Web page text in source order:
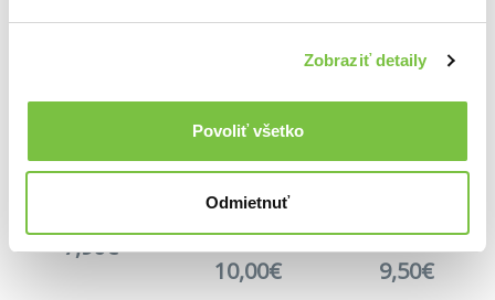
Zobraziť detaily
Povoliť všetko
Odmietnuť
Viac z tejto kategórie
7,90€ Verticcio Ethiopia Sidamo G2
10,00€
Verticcio METROPOLA blend
9,50€